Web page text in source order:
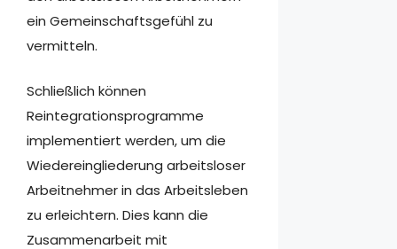
ein Gemeinschaftsgefühl zu
vermitteln.
Schließlich können
Reintegrationsprogramme
implementiert werden, um die
Wiedereingliederung arbeitsloser
Arbeitnehmer in das Arbeitsleben
zu erleichtern. Dies kann die
Zusammenarbeit mit